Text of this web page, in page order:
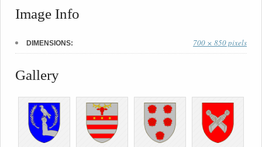
Image Info
DIMENSIONS: 700 × 850 pixels
Gallery